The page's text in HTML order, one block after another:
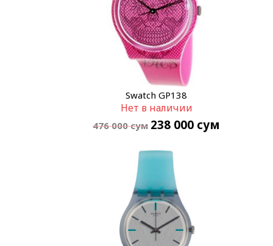
Swatch GP138
Нет в наличии
476 000сум 238 000 сум